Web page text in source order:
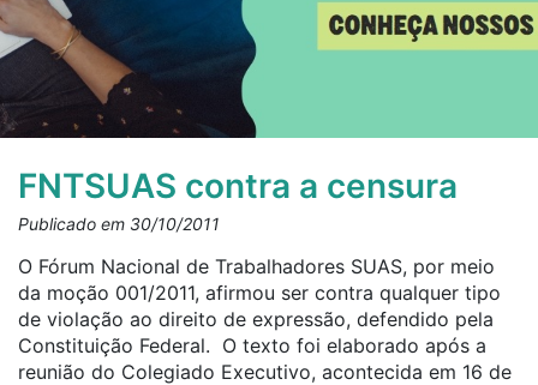
FNTSUAS contra a censura
Publicado em 30/10/2011
O Fórum Nacional de Trabalhadores SUAS, por meio
da moção 001/2011, afirmou ser contra qualquer tipo
de violação ao direito de expressão, defendido pela
Constituição Federal. O texto foi elaborado após a
reunião do Colegiado Executivo, acontecida em 16 de